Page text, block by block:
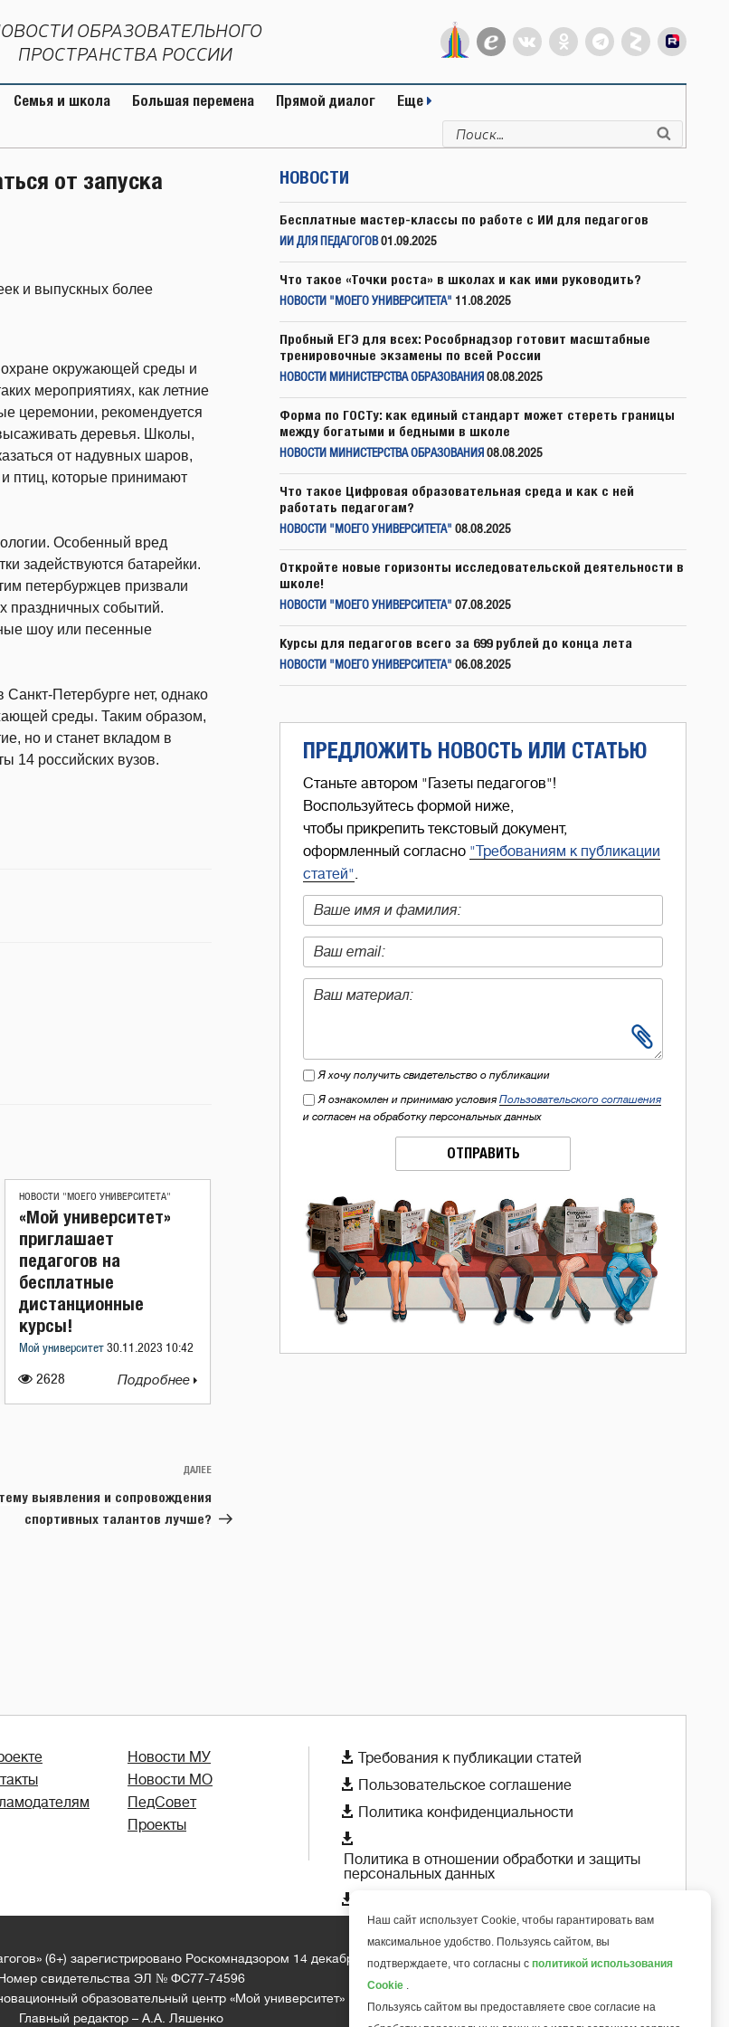
ОБРАЗОВАТЕЛЬНОГО
ПРОСТРАНСТВА РОССИИ
Семья и школа Большая перемена Прямой диалог Еще
Искать:
от запуска
и выпускных более
окружающей среды и
мероприятиях, как летние
церемонии, рекомендуется
деревья. Школы,
от надувных шаров,
и птиц, которые принимают
Особенный вред
задействуются батарейки.
петербуржцев призвали
праздничных событий.
шоу или песенные
Санкт-Петербурге нет, однако
среды. Таким образом,
но и станет вкладом в
14 российских вузов.
НОВОСТИ "МОЕГО УНИВЕРСИТЕТА"
2628
«Мой университет»
приглашает
педагогов на
бесплатные
дистанционные
курсы!
Мой университет 30.11.2023 10:42
Подробнее
Следующая
ДАЛЕЕ
выявления и сопровождения
спортивных талантов лучше?
НОВОСТИ
Бесплатные мастер-классы по работе с ИИ для педагогов
ИИ ДЛЯ ПЕДАГОГОВ 01.09.2025
Что такое «Точки роста» в школах и как ими руководить?
НОВОСТИ "МОЕГО УНИВЕРСИТЕТА" 11.08.2025
Пробный ЕГЭ для всех: Рособрнадзор готовит масштабные
тренировочные экзамены по всей России
НОВОСТИ МИНИСТЕРСТВА ОБРАЗОВАНИЯ 08.08.2025
Форма по ГОСТу: как единый стандарт может стереть границы
между богатыми и бедными в школе
НОВОСТИ МИНИСТЕРСТВА ОБРАЗОВАНИЯ 08.08.2025
Что такое Цифровая образовательная среда и как с ней
работать педагогам?
НОВОСТИ "МОЕГО УНИВЕРСИТЕТА" 08.08.2025
Откройте новые горизонты исследовательской деятельности в
школе!
НОВОСТИ "МОЕГО УНИВЕРСИТЕТА" 07.08.2025
Курсы для педагогов всего за 699 рублей до конца лета
НОВОСТИ "МОЕГО УНИВЕРСИТЕТА" 06.08.2025
ПРЕДЛОЖИТЬ НОВОСТЬ ИЛИ СТАТЬЮ
Станьте автором "Газеты педагогов"!
Воспользуйтесь формой ниже,
чтобы прикрепить текстовый документ,
оформленный согласно "Требованиям к публикации
статей".
Я хочу получить свидетельство о публикации
Я ознакомлен и принимаю условия Пользовательского соглашения
и согласен на обработку персональных данных
ОТПРАВИТЬ
Новости МУ
Новости МО
ПедСовет
Проекты
 Требования к публикации статей
 Пользовательское соглашение
 Политика конфиденциальности

Политика в отношении обработки и защиты
персональных данных

(6+) зарегистрировано Роскомнадзором 14 декабря 2018 года
свидетельства ЭЛ № ФС77-74596
образовательный центр «Мой университет»
Главный редактор – А.А. Ляшенко
6+
Наш сайт использует Cookie, чтобы гарантировать вам
максимальное удобство. Пользуясь сайтом, вы
подтверждаете, что согласны с политикой использования
Cookie .
Пользуясь сайтом вы предоставляете свое согласие на